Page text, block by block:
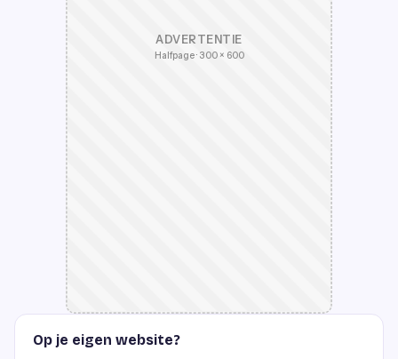
ADVERTENTIE
Halfpage · 300 × 600
Op je eigen website?